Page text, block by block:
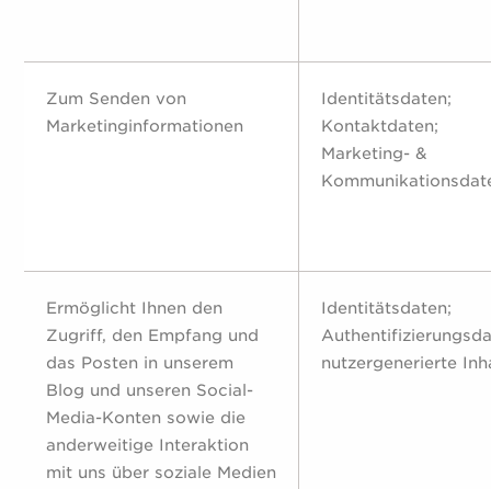
Zum Senden von
Marketinginformationen
Identitätsdaten;
Kontaktdaten;
Marketing- &
Ermöglicht Ihnen den
Zugriff, den Empfang und
das Posten in unserem
Blog und unseren Social-
Media-Konten sowie die
anderweitige Interaktion
mit uns über soziale Medien
Identitätsdaten;
nutzergenerierte